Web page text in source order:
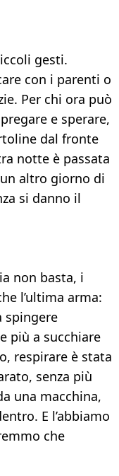
gesti.
con i parenti o
Per chi ora può
e sperare,
dal fronte
notte è passata
altro giorno di
si danno il
non basta, i
l’ultima arma:
spingere
più a succhiare
respirare è stata
senza più
una macchina,
E l’abbiamo
che